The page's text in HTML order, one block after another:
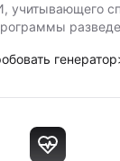
учитывающего
генератор